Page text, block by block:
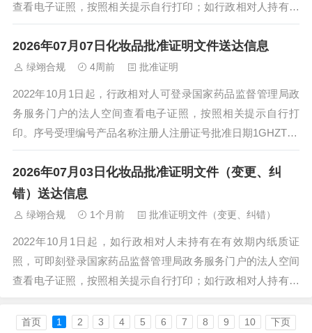
查看电子证照，按照相关提示自行打印；如行政相对人持有在
有效期内纸质证照，交还纸质注册证后...
2026年07月07日化妆品批准证明文件送达信息
绿翊合规 4周前 批准证明
2022年10月1日起，行政相对人可登录国家药品监督管理局政
务服务门户的法人空间查看电子证照，按照相关提示自行打
印。序号受理编号产品名称注册人注册证号批准日期1GHZTX2
601391蒙霸防脱固发平衡...
2026年07月03日化妆品批准证明文件（变更、纠
错）送达信息
绿翊合规 1个月前 批准证明文件（变更、纠错）
2022年10月1日起，如行政相对人未持有在有效期内纸质证
照，可即刻登录国家药品监督管理局政务服务门户的法人空间
查看电子证照，按照相关提示自行打印；如行政相对人持有在
首页 1 2 3 4 5 6 7 8 9 10 下页